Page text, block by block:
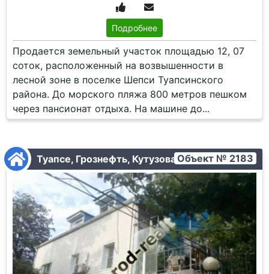
Подробнее
Продается земельный участок площадью 12, 07
соток, расположенный на возвышенности в
лесной зоне в поселке Шепси Туапсинского
района. До морского пляжа 800 метров пешком
через пансионат отдыха. На машине до...
Туапсе, Грознефть, Кутузова ул.Объект № 2183